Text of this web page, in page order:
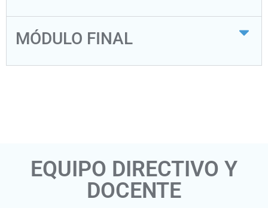
MÓDULO FINAL
EQUIPO DIRECTIVO Y
DOCENTE